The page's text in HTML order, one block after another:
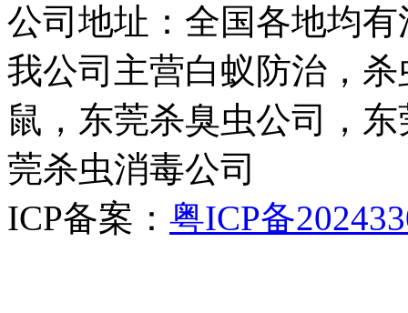
公司地址：全国各地均
我公司主营白蚁防治，
鼠，东莞杀臭虫公司，
莞杀虫消毒公司
ICP备案： 粤ICP备